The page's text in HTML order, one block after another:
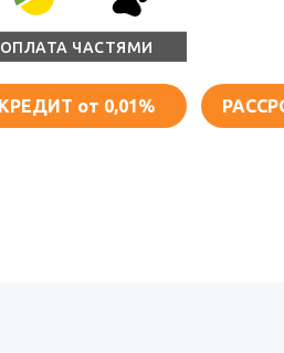
ОПЛАТА ЧАСТЯМИ
КРЕДИТ от 0,01%